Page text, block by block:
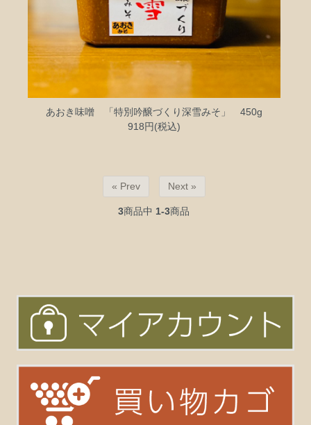
あおき味噌 「特別吟醸づくり深雪みそ」 450g
918円(税込)
« Prev Next »
3商品中 1-3商品